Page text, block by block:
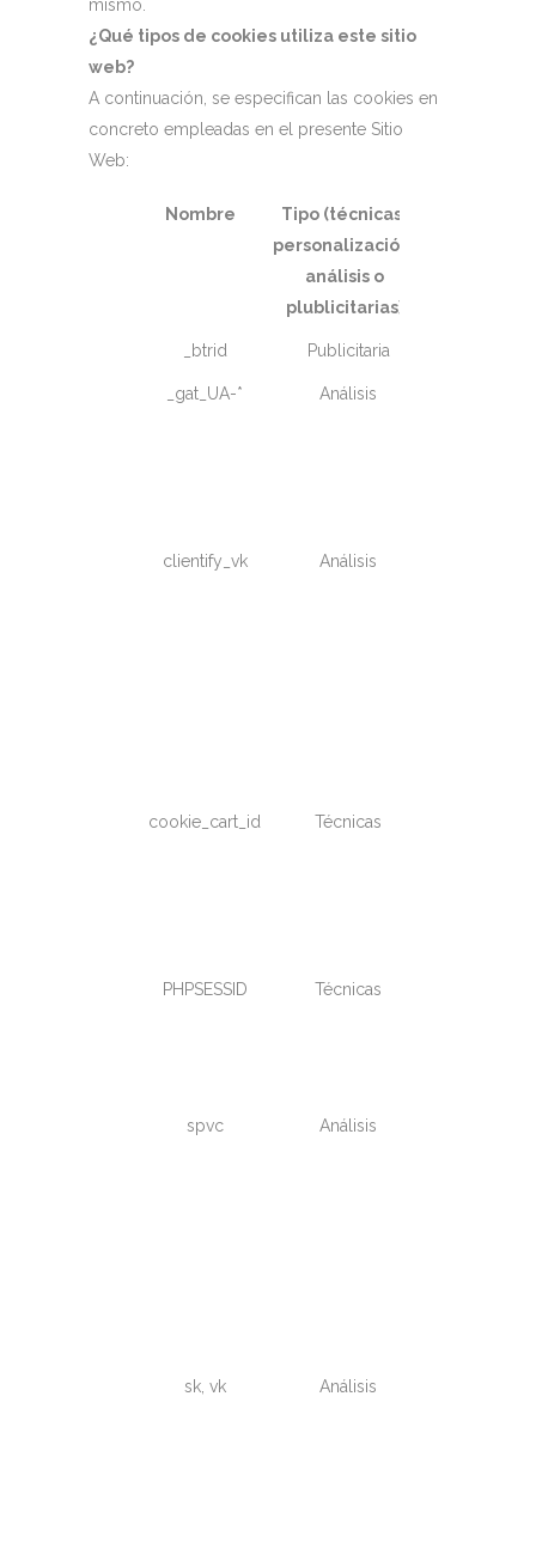
mismo.
¿Qué tipos de cookies utiliza este sitio
web?
A continuación, se especifican las cookies en
concreto empleadas en el presente Sitio
Web:
Nombre
Tipo (técnicas,
personalización,
análisis o
plublicitarias)
_btrid Publicitaria
_gat_UA-* Análisis
clientify_vk Análisis
cookie_cart_id Técnicas
PHPSESSID Técnicas
spvc Análisis
sk, vk Análisis